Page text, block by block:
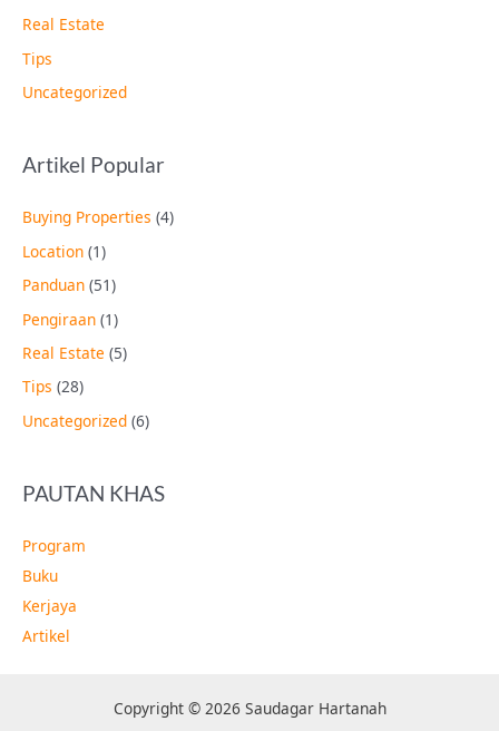
Real Estate
Tips
Uncategorized
Artikel Popular
Buying Properties (4)
Location (1)
Panduan (51)
Pengiraan (1)
Real Estate (5)
Tips (28)
Uncategorized (6)
PAUTAN KHAS
Program
Buku
Kerjaya
Artikel
Copyright © 2026 Saudagar Hartanah